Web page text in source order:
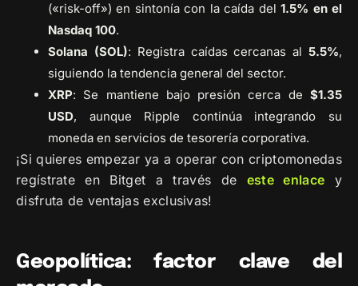
(«risk-off») en sintonía con la caída del1.5% en el
Nasdaq 100.
Solana (SOL): Registra caídas cercanas al5.5%,
siguiendo la tendencia general del sector.
XRP: Se mantiene bajo presión cerca de $1.35
USD, aunque Ripple continúa integrando su
moneda en servicios de tesorería corporativa.
¡Si quieres empezar ya a operar con criptomonedas
regístrate en Bitget a través de este enlace y
disfruta de ventajas exclusivas!
Geopolítica: factor clave del